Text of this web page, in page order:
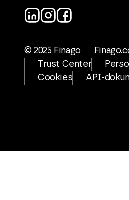
© 2025 Finago
Trust Center
Cookies
API-